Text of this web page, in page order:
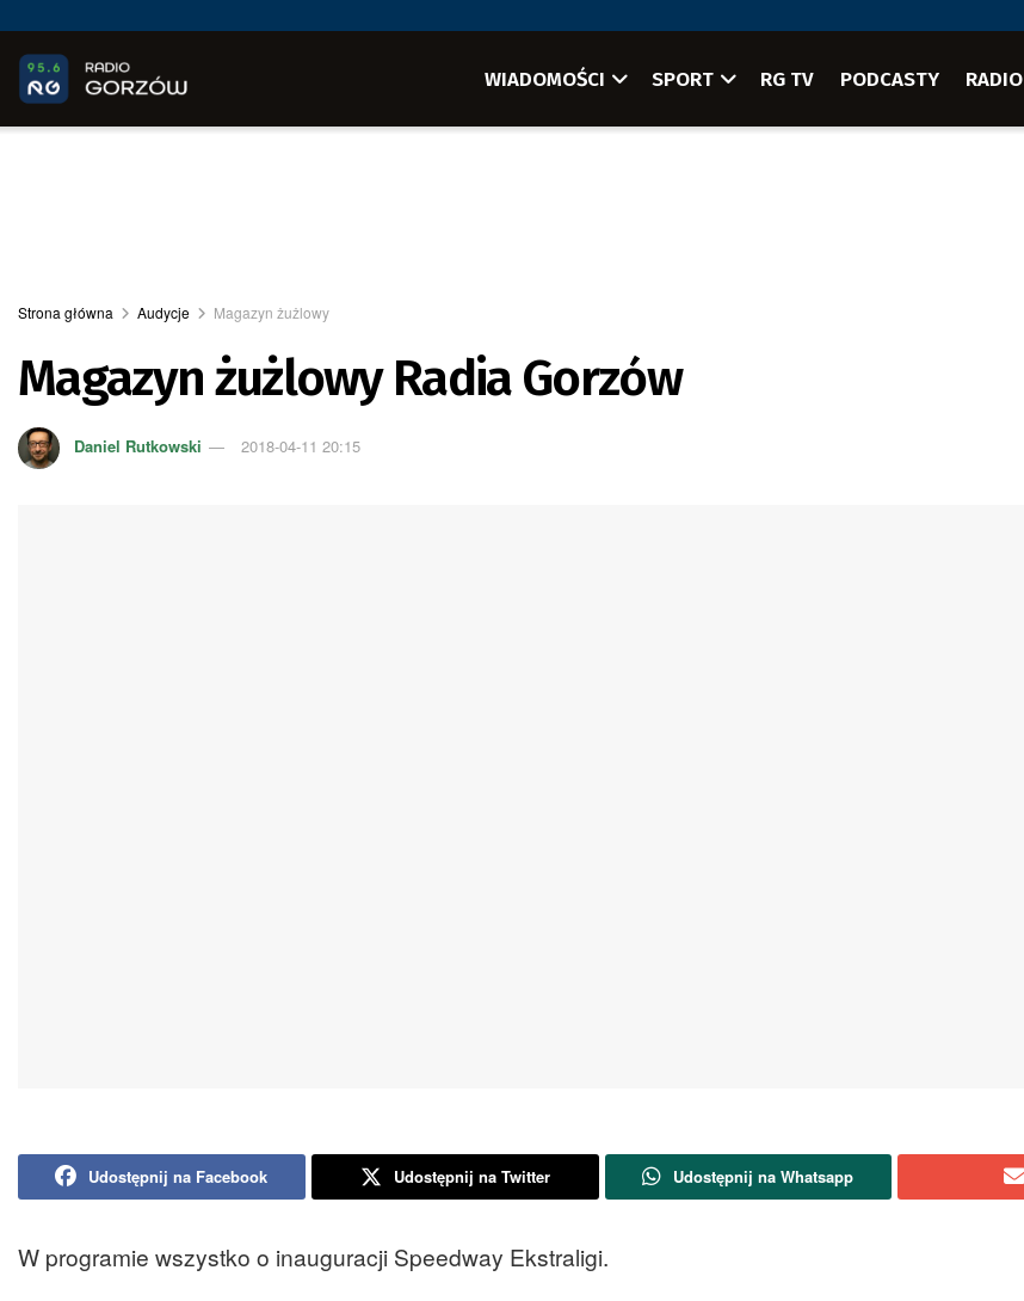
WIADOMOŚCI SPORT RG TV PODCASTY RADIO
Strona główna Audycje Magazyn żużlowy
Magazyn żużlowy Radia Gorzów
Daniel Rutkowski 2018-04-11 20:15
Udostępnij na Facebook Udostępnij na Twitter Udostępnij na Whatsapp
W programie wszystko o inauguracji Speedway Ekstraligi.